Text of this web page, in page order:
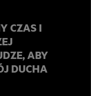
CZAS I
ABY
DUCHA